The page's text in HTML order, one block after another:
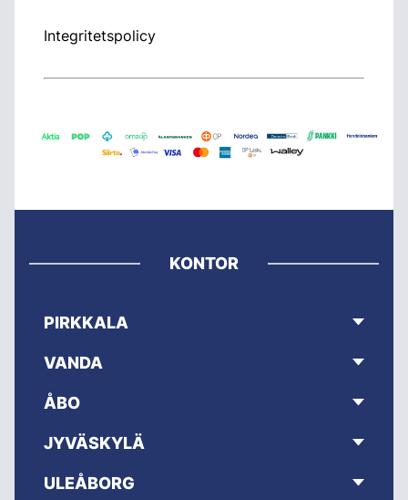
Integritetspolicy
KONTOR
PIRKKALA
VANDA
ÅBO
JYVÄSKYLÄ
ULEÅBORG